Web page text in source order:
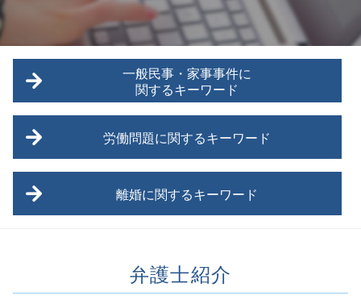
一般民事・家事事件に
関するキーワード
調布市 家事事件
名誉毀損
多摩エリア 一般民事
交通事故 法律
任意後見制度とは
三鷹市 家事事件
不動産売買契約書
労働問題に関するキーワード
労働問題 和解金
労働問題 仕事
八王子市 労働問題
セクハラ被害
離婚に関するキーワード
離婚 新しい戸籍
弁護士紹介